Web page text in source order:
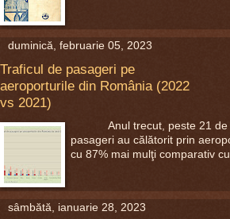
duminică, februarie 05, 2023
Traficul de pasageri pe
aeroporturile din România (2022
vs 2021)
Anul trecut, peste 21 de
pasageri au călătorit prin
cu 87% mai mulţi comparativ cu
sâmbătă, ianuarie 28, 2023